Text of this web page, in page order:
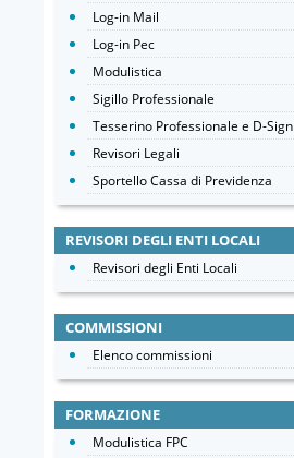
Log-in Mail
Log-in Pec
Modulistica
Sigillo Professionale
Tesserino Professionale e D-Sign
Revisori Legali
Sportello Cassa di Previdenza
REVISORI DEGLI ENTI LOCALI
Revisori degli Enti Locali
COMMISSIONI
Elenco commissioni
FORMAZIONE
Modulistica FPC